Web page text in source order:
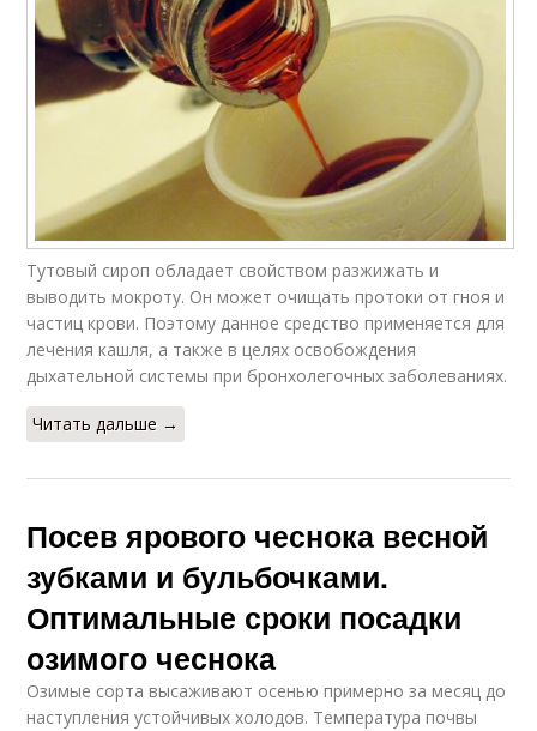
Тутовый сироп обладает свойством разжижать и
выводить мокроту. Он может очищать протоки от гноя и
частиц крови. Поэтому данное средство применяется для
лечения кашля, а также в целях освобождения
дыхательной системы при бронхолегочных заболеваниях.
Читать дальше →
Посев ярового чеснока весной
зубками и бульбочками.
Оптимальные сроки посадки
озимого чеснока
Озимые сорта высаживают осенью примерно за месяц до
наступления устойчивых холодов. Температура почвы